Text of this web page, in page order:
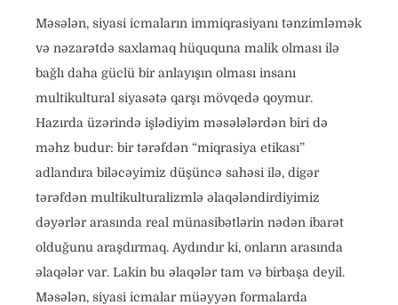
Məsələn, siyasi icmaların immiqrasiyanı tənzimləmək
və nəzarətdə saxlamaq hüququna malik olması ilə
bağlı daha güclü bir anlayışın olması insanı
multikultural siyasətə qarşı mövqedə qoymur.
Hazırda üzərində işlədiyim məsələlərdən biri də
məhz budur: bir tərəfdən “miqrasiya etikası”
adlandıra biləcəyimiz düşüncə sahəsi ilə, digər
tərəfdən multikulturalizmlə əlaqələndirdiyimiz
dəyərlər arasında real münasibətlərin nədən ibarət
olduğunu araşdırmaq. Aydındır ki, onların arasında
əlaqələr var. Lakin bu əlaqələr tam və birbaşa deyil.
Məsələn, siyasi icmalar müəyyən formalarda